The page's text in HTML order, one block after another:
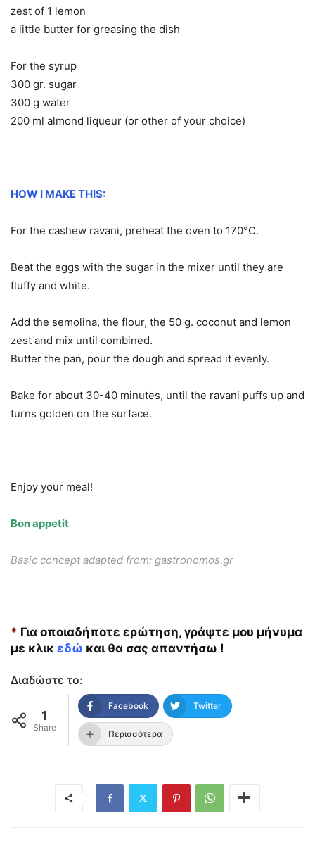
zest of 1 lemon
a little butter for greasing the dish
For the syrup
300 gr. sugar
300 g water
200 ml almond liqueur (or other of your choice)
HOW I MAKE THIS:
For the cashew ravani, preheat the oven to 170°C.
Beat the eggs with the sugar in the mixer until they are
fluffy and white.
Add the semolina, the flour, the 50 g. coconut and lemon
zest and mix until combined.
Butter the pan, pour the dough and spread it evenly.
Bake for about 30-40 minutes, until the ravani puffs up and
turns golden on the surface.
Enjoy your meal!
Bon appetit
Basic concept adapted from: gastronomos.gr
* Για οποιαδήποτε ερώτηση, γράψτε μου μήνυμα
με κλικ εδώ και θα σας απαντήσω !
Διαδώστε το:
1
Share
Facebook Twitter
Περισσότερα